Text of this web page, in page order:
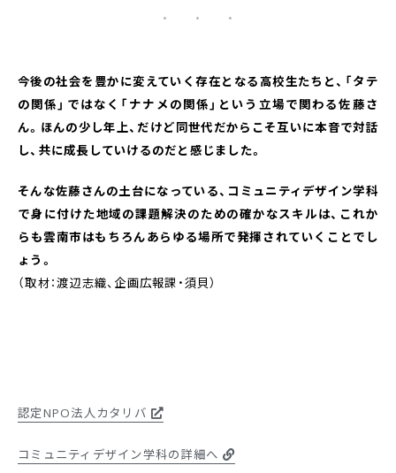
・ ・ ・
今後の社会を豊かに変えていく存在となる高校生たちと、「タテ
の関係」ではなく「ナナメの関係」という立場で関わる佐藤さ
ん。ほんの少し年上、だけど同世代だからこそ互いに本音で対話
し、共に成長していけるのだと感じました。
そんな佐藤さんの土台になっている、コミュニティデザイン学科
で身に付けた地域の課題解決のための確かなスキルは、これか
らも雲南市はもちろんあらゆる場所で発揮されていくことでし
ょう。
（取材：渡辺志織、企画広報課・須貝）
認定NPO法人カタリバ
コミュニティデザイン学科の詳細へ